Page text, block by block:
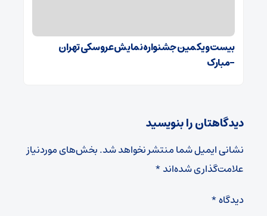
بیست و یکمین جشنواره نمایش عروسکی تهران
-مبارک
دیدگاهتان را بنویسید
نشانی ایمیل شما منتشر نخواهد شد.بخش‌های موردنیاز
علامت‌گذاری شده‌اند*
دیدگاه*